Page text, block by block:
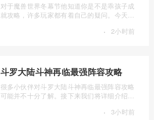
对于魔兽世界冬幕节他知道你是不是乖孩子成
就攻略，许多玩家都有着自己的疑问。今天我
· 2小时前
斗罗大陆斗神再临最强阵容攻略
很多小伙伴对斗罗大陆斗神再临最强阵容攻略
可能并不十分了解。接下来我们将详细介绍一
· 3小时前